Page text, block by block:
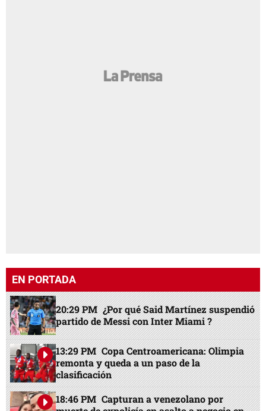
EN PORTADA
20:29 PM ¿Por qué Said Martínez suspendió
partido de Messi con Inter Miami ?
13:29 PM Copa Centroamericana: Olimpia
remonta y queda a un paso de la
clasificación
18:46 PM Capturan a venezolano por